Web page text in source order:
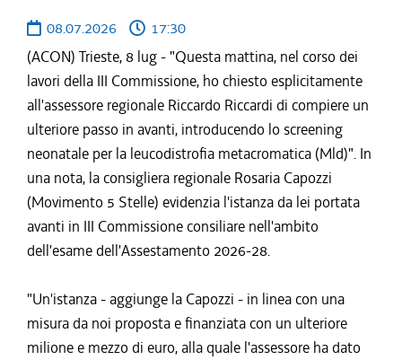
08.07.2026
17:30
(ACON) Trieste, 8 lug - "Questa mattina, nel corso dei
lavori della III Commissione, ho chiesto esplicitamente
all'assessore regionale Riccardo Riccardi di compiere un
ulteriore passo in avanti, introducendo lo screening
neonatale per la leucodistrofia metacromatica (Mld)". In
una nota, la consigliera regionale Rosaria Capozzi
(Movimento 5 Stelle) evidenzia l'istanza da lei portata
avanti in III Commissione consiliare nell'ambito
dell'esame dell'Assestamento 2026-28.
"Un'istanza - aggiunge la Capozzi - in linea con una
misura da noi proposta e finanziata con un ulteriore
milione e mezzo di euro, alla quale l'assessore ha dato